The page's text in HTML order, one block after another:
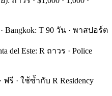
· Bangkok: T 90 วัน · พาสปอร์ต
del Este: R ถาวร · Police
ฟรี · ใช้ซ้ำกับ R Residency